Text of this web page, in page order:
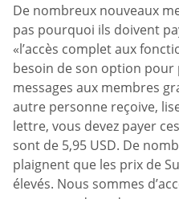
De nombreux nouveaux
pas pourquoi ils doivent
«l’accès complet aux
besoin de son option pour
messages aux membres
autre personne reçoive,
lettre, vous devez payer
sont de 5,95 USD. De
plaignent que les prix de
élevés. Nous sommes